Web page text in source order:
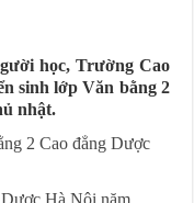
học, Trường Cao
sinh lớp Văn bằng 2
nhật.
2 Cao đẳng Dược
Hà Nội năm